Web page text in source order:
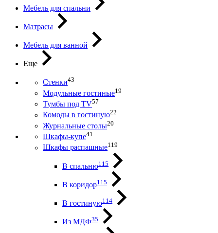
Мебель для спальни
Матрасы
Мебель для ванной
Еще
Стенки43
Модульные гостиные19
Тумбы под ТV57
Комоды в гостиную22
Журнальные столы20
Шкафы-купе41
Шкафы распашные119
В спальню115
В коридор115
В гостиную114
Из МДФ35